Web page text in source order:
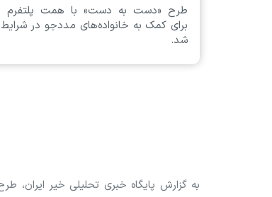
طرح «دست به دست» با همت پلتفرم
برای کمک به خانواده‌های مددجو در شرایط
شد.
به گزارش پایگاه خبری تحلیلی خیر ایران،